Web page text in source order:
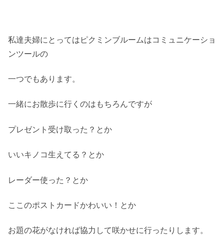
私達夫婦にとってはピクミンブルームはコミュニケーショ
ンツールの
一つでもあります。
一緒にお散歩に行くのはもちろんですが
プレゼント受け取った？とか
いいキノコ生えてる？とか
レーダー使った？とか
ここのポストカードかわいい！とか
お題の花がなければ協力して咲かせに行ったりします。